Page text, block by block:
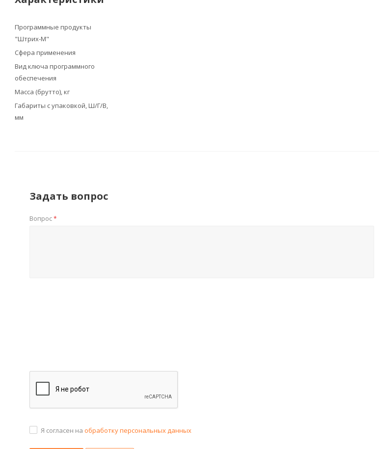
Программные продукты
"Штрих-М"
Сфера применения
Вид ключа программного
обеспечения
Масса (брутто), кг
Габариты с упаковкой, Ш/Г/В,
мм
Задать вопрос
Вопрос*
Я согласен на обработку персональных данных